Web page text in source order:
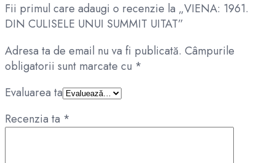
Fii primul care adaugi o recenzie la „VIENA: 1961.
DIN CULISELE UNUI SUMMIT UITAT”
Adresa ta de email nu va fi publicată. Câmpurile
obligatorii sunt marcate cu *
Evaluarea ta
Recenzia ta *